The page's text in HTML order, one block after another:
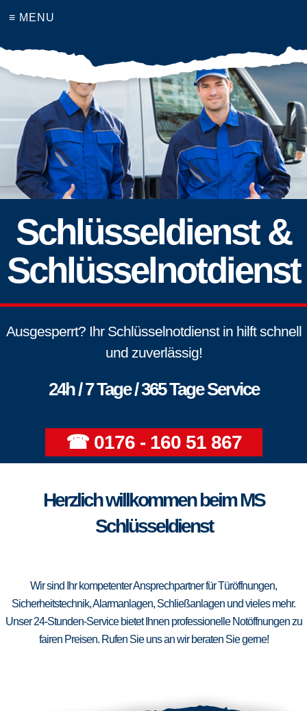
≡ MENU
Schlüsseldienst &
Schlüsselnotdienst
Ausgesperrt? Ihr Schlüsselnotdienst in hilft schnell
und zuverlässig!
24h / 7 Tage / 365 Tage Service
☎ 0176 - 160 51 867
Herzlich willkommen beim MS
Schlüsseldienst
Wir sind Ihr kompetenter Ansprechpartner für Türöffnungen,
Sicherheitstechnik, Alarmanlagen, Schließanlagen und vieles mehr.
Unser 24-Stunden-Service bietet Ihnen professionelle Notöffnungen zu
fairen Preisen. Rufen Sie uns an wir beraten Sie gerne!